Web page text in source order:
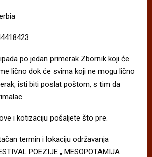
po jedan primerak Zbornik koji će
lično dok će svima koji ne mogu lično
isti biti poslat poštom, s tim da
i kotizaciju pošaljete što pre.
termin i lokaciju održavanja
POEZIJE „ MESOPOTAMIJA